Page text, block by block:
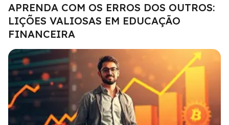
APRENDA COM OS ERROS DOS OUTROS:
LIÇÕES VALIOSAS EM EDUCAÇÃO
FINANCEIRA